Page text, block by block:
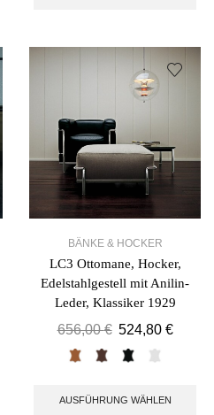
BÄNKE & HOCKER
LC3 Ottomane, Hocker,
Edelstahlgestell mit Anilin-
Leder, Klassiker 1929
656,00€ 524,80 €
AUSFÜHRUNG WÄHLEN